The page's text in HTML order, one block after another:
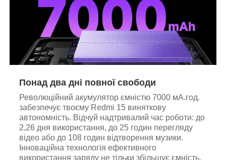
Понад два дні повної свободи
Революційний акумулятор ємністю 7000 мА.год.
забезпечує твоєму Redmi 15 виняткову
автономність. Відчуй надтривалий час роботи: до
2,26 дня використання, до 25 годин перегляду
відео або до 108 годин відтворення музики.
Інноваційна технологія ефективного
використання заряду не тільки збільшує ємність,